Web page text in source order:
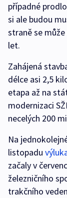
případné
si ale budou
straně se
let.
Zahájená
délce asi 2,5
etapa až na
modernizaci
necelých 200
Na
listopadu
začaly v
železničního
trakčního